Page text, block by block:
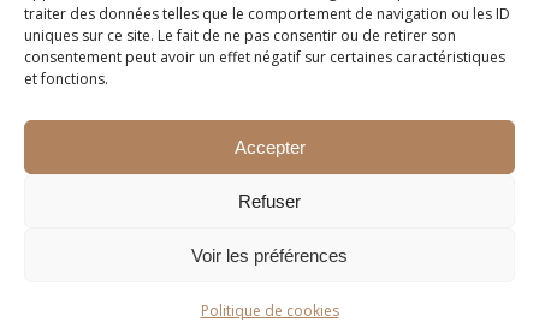
traiter des données telles que le comportement de navigation ou les ID
uniques sur ce site. Le fait de ne pas consentir ou de retirer son
consentement peut avoir un effet négatif sur certaines caractéristiques
et fonctions.
Accepter
Refuser
Voir les préférences
Politique de cookies
2026 ©EDUCATIONVOYAGEUSE